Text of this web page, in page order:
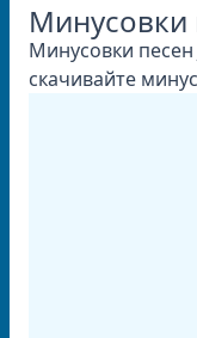
Минусовки
Минусовки песен
скачивайте